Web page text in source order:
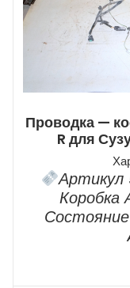
Проводка —
R для
Артикул
Коробка